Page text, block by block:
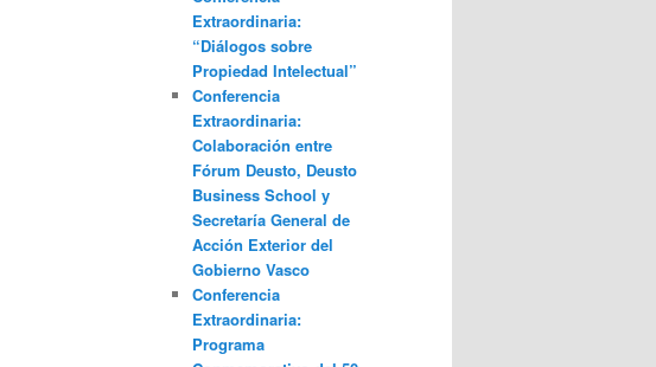
Extraordinaria:
“Diálogos sobre
Propiedad Intelectual”
Conferencia
Extraordinaria:
Colaboración entre
Fórum Deusto, Deusto
Business School y
Secretaría General de
Acción Exterior del
Gobierno Vasco
Conferencia
Extraordinaria:
Programa